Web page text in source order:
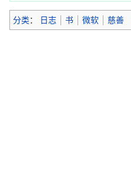
分类： 日志 书 微软 慈善